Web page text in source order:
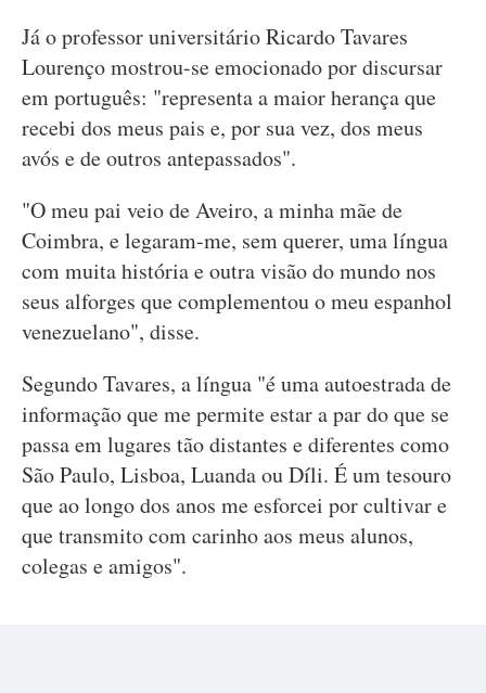
Já o professor universitário Ricardo Tavares
Lourenço mostrou-se emocionado por discursar
em português: "representa a maior herança que
recebi dos meus pais e, por sua vez, dos meus
avós e de outros antepassados".
"O meu pai veio de Aveiro, a minha mãe de
Coimbra, e legaram-me, sem querer, uma língua
com muita história e outra visão do mundo nos
seus alforges que complementou o meu espanhol
venezuelano", disse.
Segundo Tavares, a língua "é uma autoestrada de
informação que me permite estar a par do que se
passa em lugares tão distantes e diferentes como
São Paulo, Lisboa, Luanda ou Díli. É um tesouro
que ao longo dos anos me esforcei por cultivar e
que transmito com carinho aos meus alunos,
colegas e amigos".